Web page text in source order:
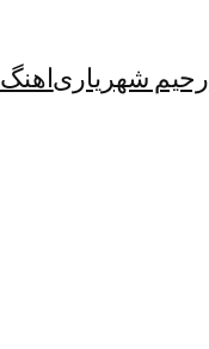
رحیم شهریاری